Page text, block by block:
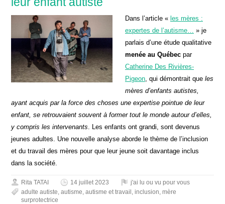
Dans l’article « les mères :
expertes de l’autisme… » je
parlais d’une étude qualitative
menée au Québec par
Catherine Des Rivières-
Pigeon, qui démontrait que les
mères d’enfants autistes,
ayant acquis par la force des choses une expertise pointue de leur
enfant, se retrouvaient souvent à former tout le monde autour d’elles,
y compris les intervenants. Les enfants ont grandi, sont devenus
jeunes adultes. Une nouvelle analyse aborde le thème de l’inclusion
et du travail des mères pour que leur jeune soit davantage inclus
dans la société.
Rita TATAI 14 juillet 2023
j'ai lu ou vu pour vous
adulte autiste,autisme,autisme et travail ,inclusion,mère
surprotectrice